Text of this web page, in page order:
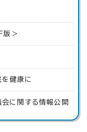
版＞
健康に
に関する情報公開